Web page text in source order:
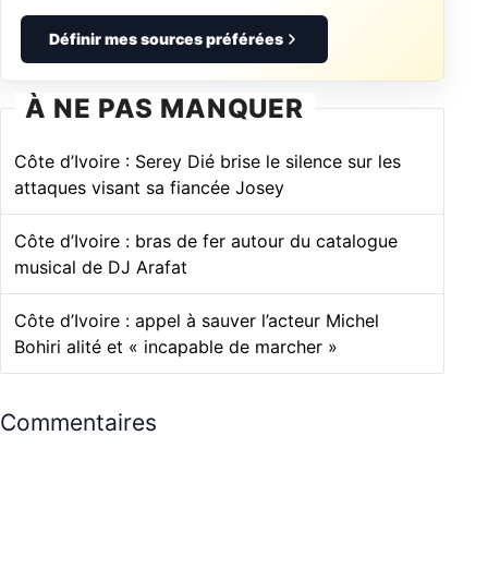
Définir mes sources préférées
À NE PAS MANQUER
Côte d’Ivoire : Serey Dié brise le silence sur les
attaques visant sa fiancée Josey
Côte d’Ivoire : bras de fer autour du catalogue
musical de DJ Arafat
Côte d’Ivoire : appel à sauver l’acteur Michel
Bohiri alité et « incapable de marcher »
Commentaires